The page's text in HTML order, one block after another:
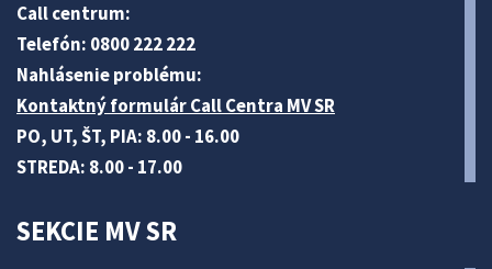
Call centrum:
Telefón: 0800 222 222
Nahlásenie problému:
Kontaktný formulár Call Centra MV SR
PO, UT, ŠT, PIA: 8.00 - 16.00
STREDA: 8.00 - 17.00
SEKCIE MV SR